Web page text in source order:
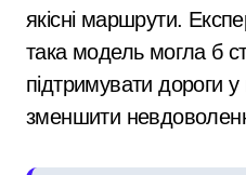
якісні маршрути.
така модель могла б
підтримувати дороги
зменшити